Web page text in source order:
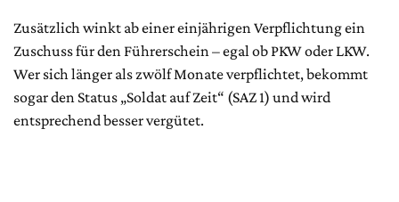
Zusätzlich winkt ab einer einjährigen Verpflichtung ein
Zuschuss für den Führerschein – egal ob PKW oder LKW.
Wer sich länger als zwölf Monate verpflichtet, bekommt
sogar den Status „Soldat auf Zeit“ (SAZ 1) und wird
entsprechend besser vergütet.